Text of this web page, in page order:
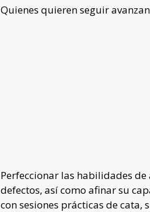
Quienes quieren seguir
Perfeccionar las habilidades
defectos, así como afinar su
con sesiones prácticas de